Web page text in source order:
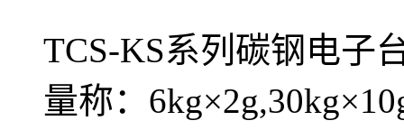
TCS-KS系列碳钢电子
量称：